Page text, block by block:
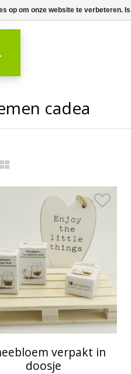
cadea
verpakt in
doosje
op om onze website te verbeteren.